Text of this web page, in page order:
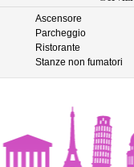
Ascensore
Parcheggio
Ristorante
Stanze non fumatori